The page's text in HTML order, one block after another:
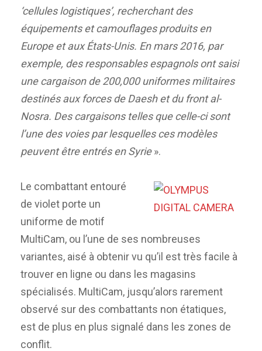
‘cellules logistiques’, recherchant des
équipements et camouflages produits en
Europe et aux États-Unis. En mars 2016, par
exemple, des responsables espagnols ont saisi
une cargaison de 200,000 uniformes militaires
destinés aux forces de Daesh et du front al-
Nosra. Des cargaisons telles que celle-ci sont
l’une des voies par lesquelles ces modèles
peuvent être entrés en Syrie».
Le combattant entouré
de violet porte un
uniforme de motif
MultiCam, ou l’une de ses nombreuses
variantes, aisé à obtenir vu qu’il est très facile à
trouver en ligne ou dans les magasins
spécialisés. MultiCam, jusqu’alors rarement
observé sur des combattants non étatiques,
est de plus en plus signalé dans les zones de
conflit.